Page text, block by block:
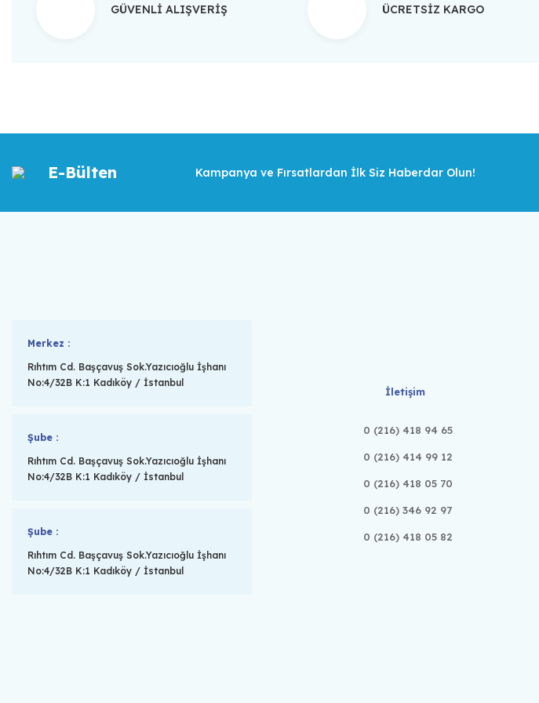
GÜVENLİ ALIŞVERİŞ ÜCRETSİZ KARGO
E-Bülten Kampanya ve Fırsatlardan İlk Siz Haberdar Olun!
Merkez :
Rıhtım Cd. Başçavuş Sok.Yazıcıoğlu İşhanı
No:4/32B K:1 Kadıköy / İstanbul
Şube :
Rıhtım Cd. Başçavuş Sok.Yazıcıoğlu İşhanı
No:4/32B K:1 Kadıköy / İstanbul
Şube :
Rıhtım Cd. Başçavuş Sok.Yazıcıoğlu İşhanı
No:4/32B K:1 Kadıköy / İstanbul
İletişim
0 (216) 418 94 65
0 (216) 414 99 12
0 (216) 418 05 70
0 (216) 346 92 97
0 (216) 418 05 82